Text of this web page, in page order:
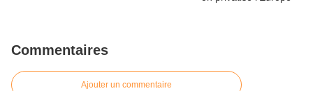
Commentaires
Ajouter un commentaire